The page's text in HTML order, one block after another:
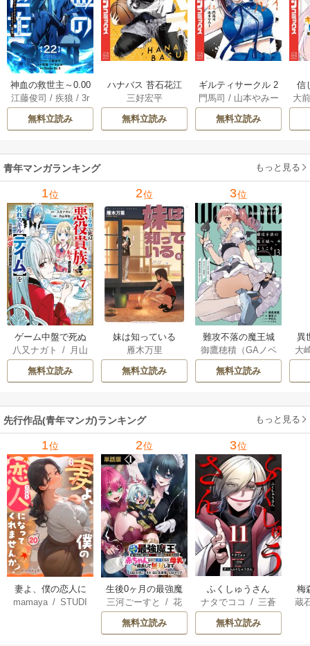
神血の救世主～0.00
000001％を引き当
て最強へ～【電子
書籍特典付】 22巻
江藤俊司 /疾狼 /3r
d Ie/Studio No.9
無料立読み
ハナバス 苔石花江
のバスケ論 7巻
三好宏平
無料立読み
ギルティサークル 2
1巻
門馬司 / 山本やみー
無料立読み
信
に
の
れ
メ
大
青年マンガランキング もっと見る
1位
ゲーム中盤で死ぬ
悪役貴族に転生し
たので、外れスキ
ル【テイム】を駆
してみた
八又ナガト / 月山
可也
無料立読み
2位
妹は知っている
雁木万里
無料立読み
3位
難攻不落の魔王城
へようこそ～デバ
フは不要と勇者パ
ーティーを追い出
魔王軍の最高幹部
に迎えられる～
御鷹穂積（GAノベ
ル／SBクリエイテ
ィブ刊）/蚕堂j1
六/ユウヒ
無料立読み
異
は
大
先行作品(青年マンガ)ランキング もっと見る
1位
妻よ、僕の恋人に
なってくれません
mamaya /STUDI
2位
生後0ヶ月の最強魔
王 食べるだけ強
くなるチート能力
持ち転生者だけど
三河ごーすと /花
房雪/マップ
無料立読み
3位
ふくしゅうさん
ナタでココ / 三蒼
核/チームふくし
ゅうさん
無料立読み
梅
蔵